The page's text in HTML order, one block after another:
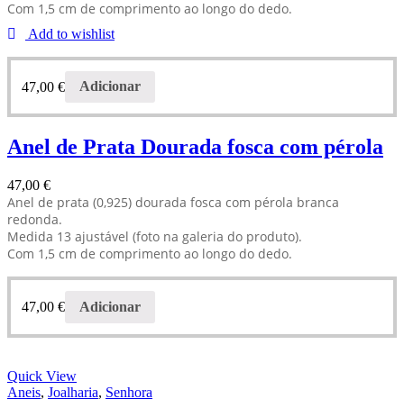
Com 1,5 cm de comprimento ao longo do dedo.
Add to wishlist
47,00 € Adicionar
Anel de Prata Dourada fosca com pérola
47,00 €
Anel de prata (0,925) dourada fosca com pérola branca
redonda.
Medida 13 ajustável (foto na galeria do produto).
Com 1,5 cm de comprimento ao longo do dedo.
47,00 € Adicionar
Quick View
Aneis, Joalharia, Senhora